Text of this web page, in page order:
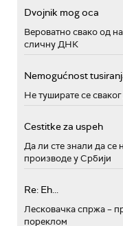
Dvojnik mog oca
Вероватно свако од
сличну ДНК
Nemogućnost
Не туширате се
Cestitke za uspeh
Да ли сте знали да се
производе у Србији
Re: Eh...
Лесковачка спржа –
пореклом